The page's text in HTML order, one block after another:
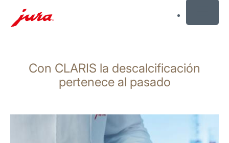
Con CLARIS la descalcificación
pertenece al pasado